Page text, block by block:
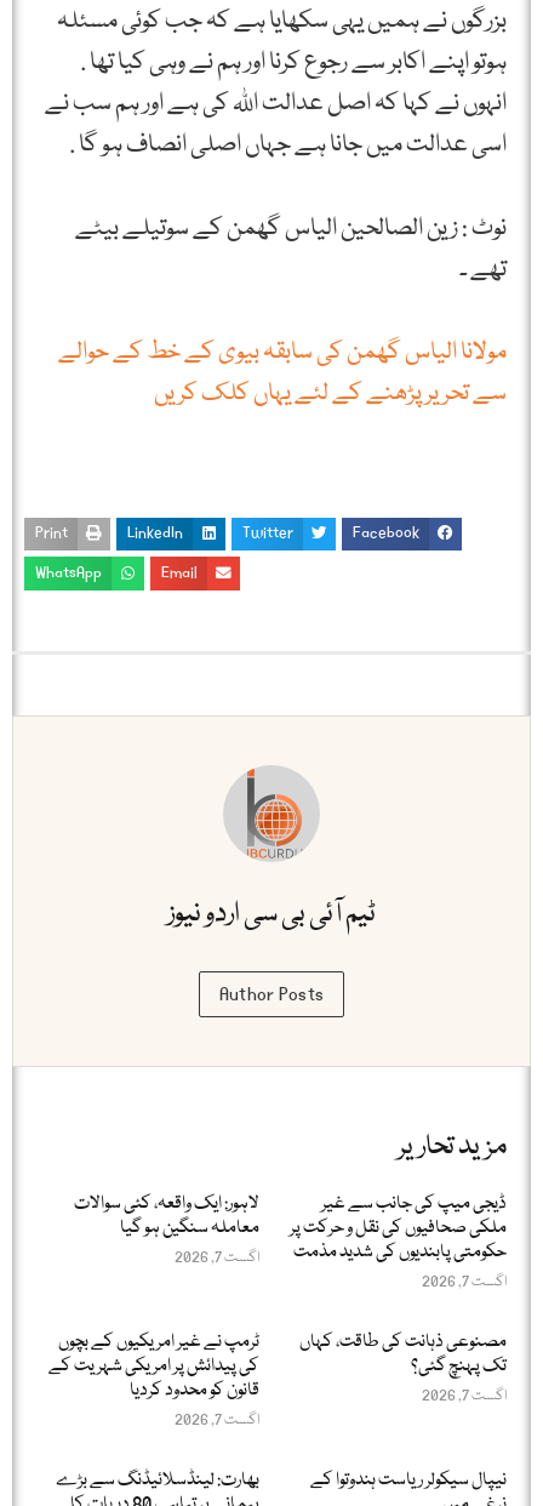
بزرگوں نے ہمیں یہی سکھایا ہے کہ جب کوئی مسئلہ
ہوتو اپنے اکابر سے رجوع کرنا اور ہم نے وہی کیا تھا .
انہوں نے کہا کہ اصل عدالت اللہ کی ہے اور ہم سب نے
اسی عدالت میں جانا ہے جہاں اصلی انصاف ہو گا .
نوٹ : زین الصالحین الیاس گھمن کے سوتیلے بیٹے
تھے ۔
مولانا الیاس گھمن کی سابقہ بیوی کے خط کے حوالے
سے تحریر پڑھنے کے لئے یہاں کلک کریں
Facebook
Twitter
LinkedIn
Print
Email
WhatsApp
ٹیم آئی بی سی اردو نیوز
Author Posts
مزید تحاریر
ڈیجی میپ کی جانب سے غیر
ملکی صحافیوں کی نقل و حرکت پر
حکومتی پابندیوں کی شدید مذمت
اگست 7, 2026
لاہور: ایک واقعہ، کئی سوالات
معاملہ سنگین ہو گیا
اگست 7, 2026
مصنوعی ذہانت کی طاقت، کہاں
تک پہنچ گئی؟
اگست 7, 2026
ٹرمپ نے غیر امریکیوں کے بچوں
کی پیدائش پر امریکی شہریت کے
قانون کو محدود کردیا
اگست 7, 2026
نیپال سیکولر ریاست ہندوتوا کے
بھارت: لینڈسلائیڈنگ سے بڑے